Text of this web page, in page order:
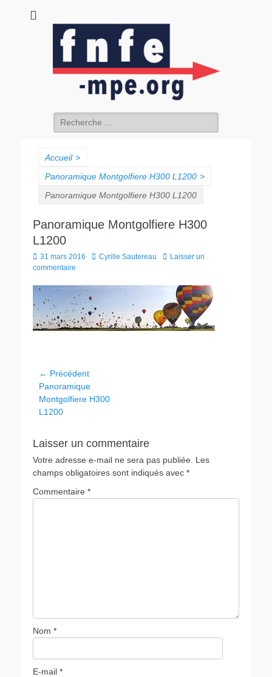
fnfe-mpe.org
Accueil >
Panoramique Montgolfiere H300 L1200 >
Panoramique Montgolfiere H300 L1200
Panoramique Montgolfiere H300
L1200
31 mars 2016 Cyrille Sautereau
Laisser un
commentaire
← Précédent
Panoramique
Montgolfiere H300
L1200
Laisser un commentaire
Votre adresse e-mail ne sera pas publiée.
Les
champs obligatoires sont indiqués avec *
Commentaire *
Nom *
E-mail *